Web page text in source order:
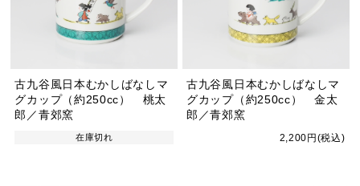
古九谷風日本むかしばなしマ
グカップ（約250cc） 桃太
郎／青郊窯
在庫切れ
古九谷風日本むかしばなしマ
グカップ（約250cc） 金太
郎／青郊窯
2,200円(税込)